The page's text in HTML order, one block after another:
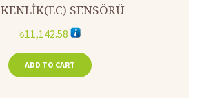
SENSÖRÜ
₺11,142.58
ADD TO CART